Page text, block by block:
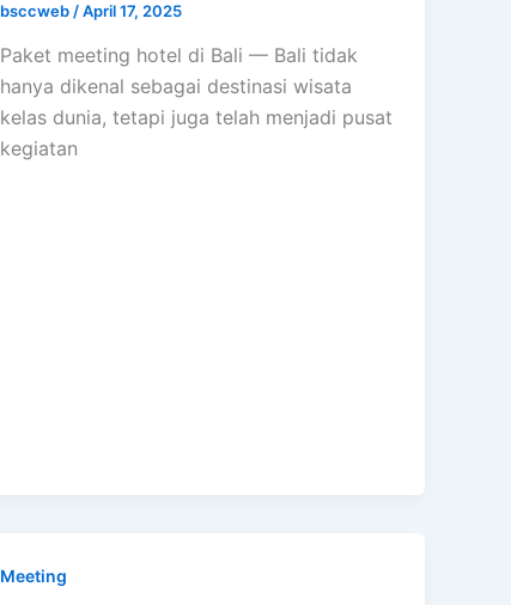
bsccweb /April 17, 2025
Paket meeting hotel di Bali — Bali tidak
hanya dikenal sebagai destinasi wisata
kelas dunia, tetapi juga telah menjadi pusat
kegiatan
Meeting